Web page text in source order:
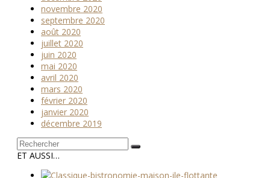
novembre 2020
septembre 2020
août 2020
juillet 2020
juin 2020
mai 2020
avril 2020
mars 2020
février 2020
janvier 2020
décembre 2019
Rechercher
Envoyer
ET AUSSI…